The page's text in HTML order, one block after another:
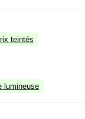
teintés
lumineuse